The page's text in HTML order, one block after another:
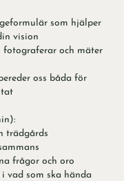
som hjälper
vision
fotograferar och mäter
oss båda för
trädgårds
frågor och oro
vad som ska hända